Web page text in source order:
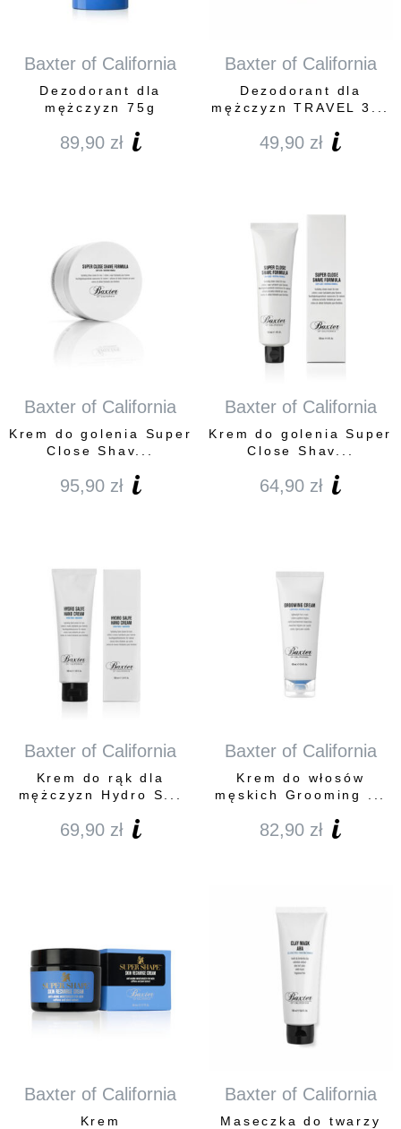
Baxter of California
Dezodorant dla
mężczyzn 75g
89,90 zł
Baxter of California
Dezodorant dla
mężczyzn TRAVEL 3...
49,90 zł
Baxter of California
Krem do golenia Super
Close Shav...
95,90 zł
Baxter of California
Krem do golenia Super
Close Shav...
64,90 zł
Baxter of California
Krem do rąk dla
mężczyzn Hydro S...
69,90 zł
Baxter of California
Krem do włosów
męskich Grooming ...
82,90 zł
Baxter of California
Krem
Baxter of California
Maseczka do twarzy